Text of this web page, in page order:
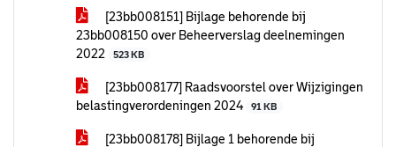
[23bb008151] Bijlage behorende bij
23bb008150 over Beheerverslag deelnemingen
2022
523 KB
[23bb008177] Raadsvoorstel over Wijzigingen
belastingverordeningen 2024
91 KB
[23bb008178] Bijlage 1 behorende bij